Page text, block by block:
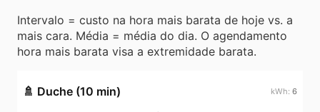
Intervalo = custo na hora mais barata de hoje vs. a
mais cara. Média = média do dia. O agendamento
hora mais barata visa a extremidade barata.
🚿 Duche (10 min) 6